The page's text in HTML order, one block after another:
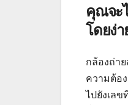
คุณจะ
โดยง่า
กล้องถ่า
ความต้อ
ไปยังเล